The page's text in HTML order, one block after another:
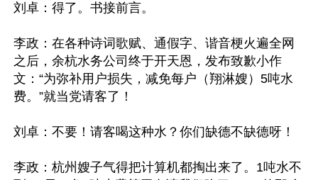
刘卓：得了。书接前言。
李政：在各种诗词歌赋、通假字、谐音梗火遍全网
之后，余杭水务公司终于开天恩，发布致歉小作
文：“为弥补用户损失，减免每户（翔淋嫂）5吨水
费。”就当党请客了！
刘卓：不要！请客喝这种水？你们缺德不缺德呀！
李政：杭州嫂子气得把计算机都掏出来了。1吨水不